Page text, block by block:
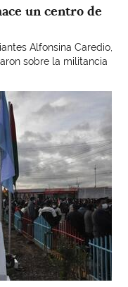
un centro de
Alfonsina Caredio,
sobre la militancia